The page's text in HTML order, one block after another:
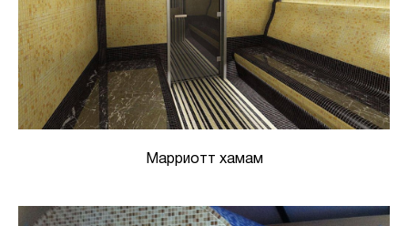
Марриотт хамам